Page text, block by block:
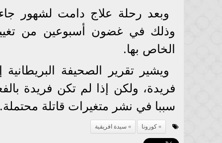
وبعد رحلة علاج دامت لشهور
وذلك في غضون أسبوعين من تغيير
الخاص بها.
ويشير تقرير الصحيفة
فريدة، ولكن إذا لم تكن فريدة
سببا في نشر متغيرات قاتلة محتملة.
كورونا سيدة افريقية